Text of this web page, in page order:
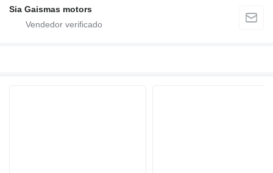
Sia Gaismas motors